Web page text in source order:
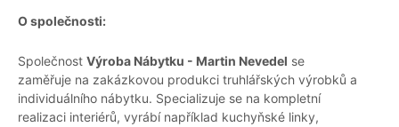
O společnosti:
Společnost Výroba Nábytku - Martin Nevedel se
zaměřuje na zakázkovou produkci truhlářských výrobků a
individuálního nábytku. Specializuje se na kompletní
realizaci interiérů, vyrábí například kuchyňské linky,